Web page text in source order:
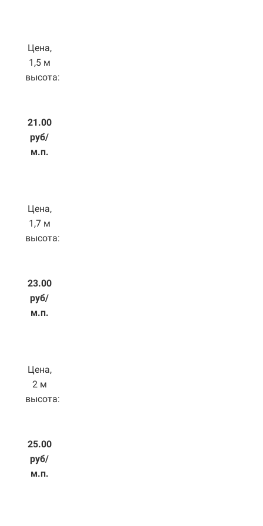
Цена,
1,5 м
высота:
21.00
руб/
м.п.
Цена,
1,7 м
высота:
23.00
руб/
м.п.
Цена,
2 м
высота:
25.00
руб/
м.п.